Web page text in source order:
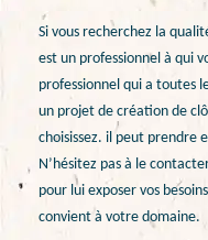
Si vous recherchez la
est un professionnel à qui
professionnel qui a toutes
un projet de création de
choisissez. il peut prendre
N’hésitez pas à le
pour lui exposer vos
convient à votre domaine.